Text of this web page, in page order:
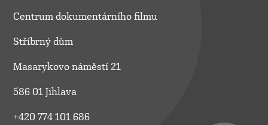
Centrum dokumentárního filmu
Stříbrný dům
Masarykovo náměstí 21
586 01 Jihlava
+420 774 101 686